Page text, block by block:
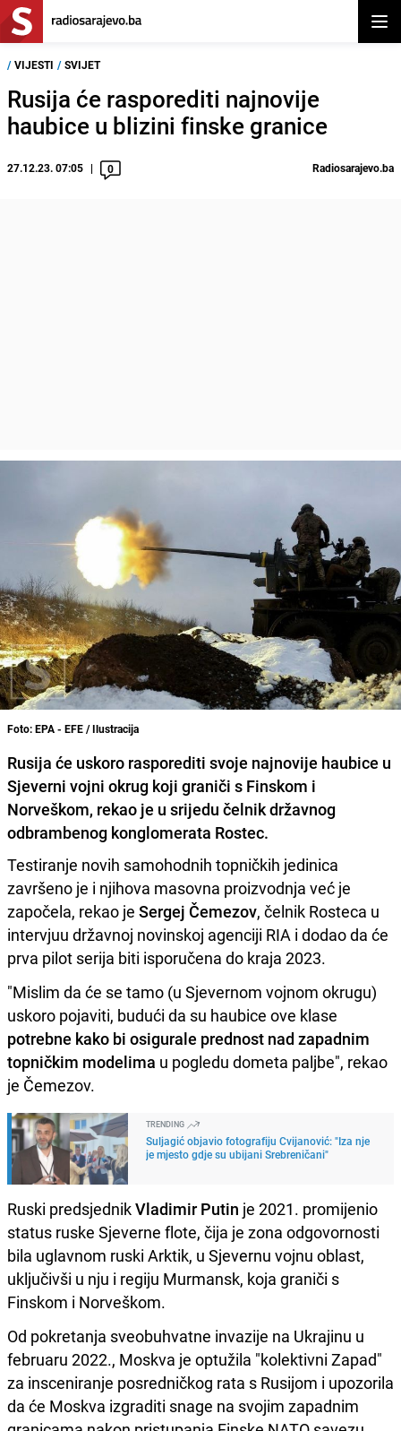
/ VIJESTI / SVIJET
Rusija će rasporediti najnovije
haubice u blizini finske granice
27.12.23. 07:05 0 Radiosarajevo.ba
Foto: EPA - EFE / Ilustracija
Rusija će uskoro rasporediti svoje najnovije haubice u
Sjeverni vojni okrug koji graniči s Finskom i
Norveškom, rekao je u srijedu čelnik državnog
odbrambenog konglomerata Rostec.
Testiranje novih samohodnih topničkih jedinica
završeno je i njihova masovna proizvodnja već je
započela, rekao je Sergej Čemezov, čelnik Rosteca u
intervjuu državnoj novinskoj agenciji RIA i dodao da će
prva pilot serija biti isporučena do kraja 2023.
"Mislim da će se tamo (u Sjevernom vojnom okrugu)
uskoro pojaviti, budući da su haubice ove klase
potrebne kako bi osigurale prednost nad zapadnim
topničkim modelima u pogledu dometa paljbe", rekao
je Čemezov.
TRENDING
Suljagić objavio fotografiju Cvijanović: "Iza nje
je mjesto gdje su ubijani Srebreničani"
Ruski predsjednikVladimir Putin je 2021. promijenio
status ruske Sjeverne flote, čija je zona odgovornosti
bila uglavnom ruski Arktik, u Sjevernu vojnu oblast,
uključivši u nju i regiju Murmansk, koja graniči s
Finskom i Norveškom.
Od pokretanja sveobuhvatne invazije na Ukrajinu u
februaru 2022., Moskva je optužila "kolektivni Zapad"
za insceniranje posredničkog rata s Rusijom i upozorila
da će Moskva izgraditi snage na svojim zapadnim